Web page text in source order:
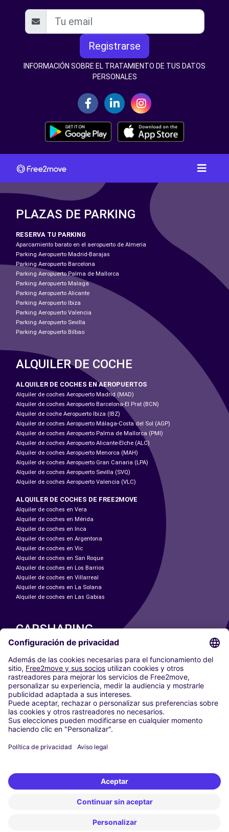
Registrarse
INFORMACIÓN SOBRE EL TRATAMIENTO DE TUS DATOS
PERSONALES
PLAZAS DE PARKING
RESERVA TU PARKING
Aparcamiento barato en el aeropuerto de Almeria
Parking Aeropuerto Madrid-Barajas
Parking Aeropuerto Barcelona
Parking Aeropuerto Palma de Mallorca
Parking Aeropuerto Malaga
Parking Aeropuerto Alicante
Parking Aeropuerto Ibiza
Parking Aeropuerto Valencia
Parking Aeropuerto Sevilla
Parking Aeropuerto Bilbao
ALQUILER DE COCHE
ALQUILER DE COCHES EN AEROPUERTOS
Alquiler de coches Aeropuerto Madrid (MAD)
Alquiler de coches Aeropuerto Barcelona-El Prat (BCN)
Alquiler de coche Aeropuerto Ibiza (IBZ)
Alquiler de coches Aeropuerto Málaga-Costa del Sol (AGP)
Alquiler de coches Aeropuerto Palma de Mallorca (PMI)
Alquiler de coches Aeropuerto Alicante-Elche (ALC)
Alquiler de coches Aeropuerto Menorca (MAH)
Alquiler de coches Aeropuerto Gran Canaria (LPA)
Alquiler de coches Aeropuerto Sevilla (SVQ)
Alquiler de coches Aeropuerto Valencia (VLC)
ALQUILER DE COCHES DE FREE2MOVE
Alquiler de coches en Vera
Alquiler de coches en Mérida
Alquiler de coches en Inca
Alquiler de coches en Argentona
Alquiler de coches en Vic
Alquiler de coches en San Roque
Alquiler de coches en Los Barrios
Alquiler de coches en Villarreal
Alquiler de coches en La Solana
Alquiler de coches en Las Gabias
CARSHARING
NUESTRAS CIUDADES
Paris
Madrid
Washington DC
Milán
Roma
Turín
Viena
Berlín
Düsseldorf